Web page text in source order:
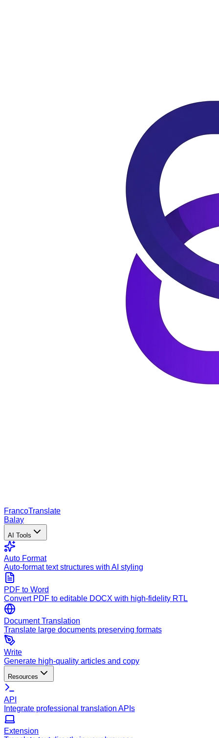
FrancoTranslate
Balay
AI Tools
Auto Format
Auto-format text structures with AI styling
PDF to Word
Convert PDF to editable DOCX with high-fidelity RTL
Document Translation
Translate large documents preserving formats
Write
Generate high-quality articles and copy
Resources
API
Integrate professional translation APIs
Extension